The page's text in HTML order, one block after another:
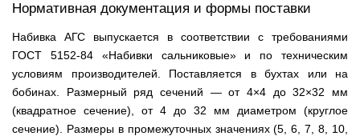
Нормативная документация и формы поставки
Набивка АГС выпускается в соответствии с требованиями
ГОСТ 5152-84 «Набивки сальниковые» и по техническим
условиям производителей. Поставляется в бухтах или на
бобинах. Размерный ряд сечений — от 4×4 до 32×32 мм
(квадратное сечение), от 4 до 32 мм диаметром (круглое
сечение). Размеры в промежуточных значениях (5, 6, 7, 8, 10,